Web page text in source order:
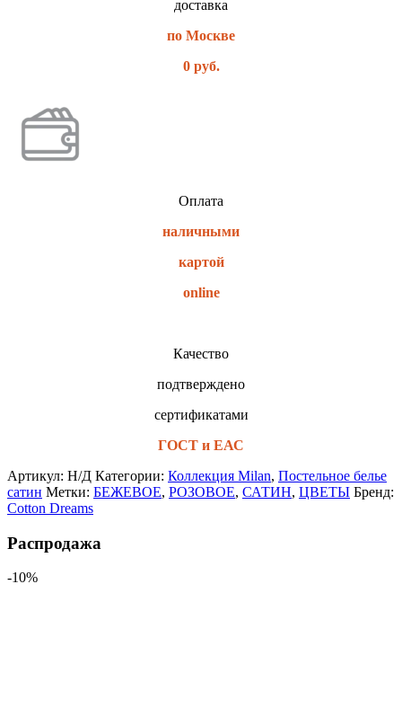
доставка
по Москве
0 руб.
Оплата
наличными
картой
online
Качество
подтверждено
сертификатами
ГОСТ и ЕАС
Артикул: Н/Д Категории: Коллекция Milan, Постельное белье
сатин Метки: БЕЖЕВОЕ, РОЗОВОЕ, САТИН, ЦВЕТЫ Бренд:
Cotton Dreams
Распродажа
-10%